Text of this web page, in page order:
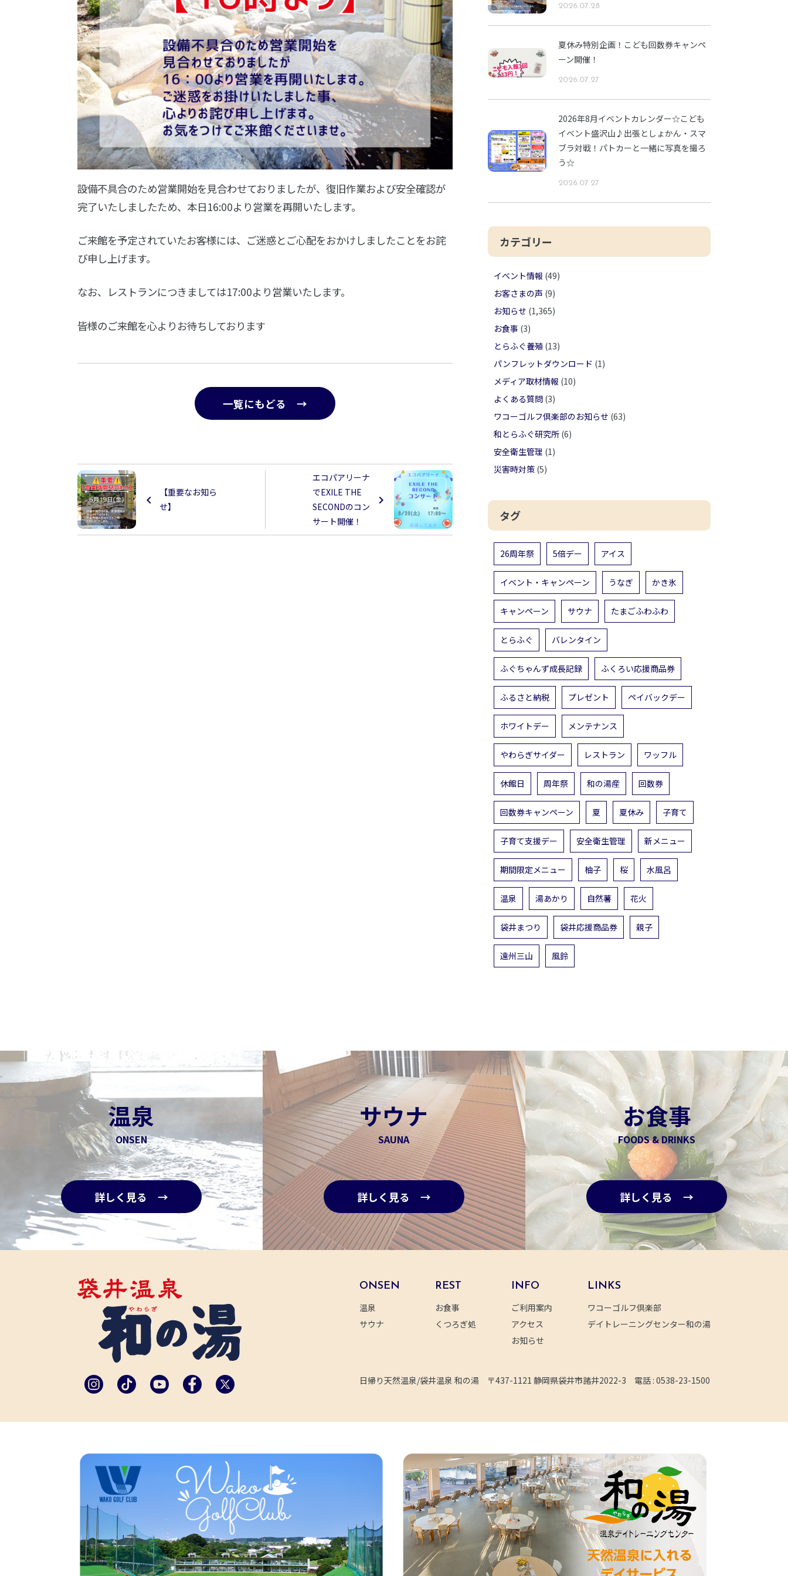
設備不具合のため営業開始を見合わせておりましたが、復旧作業および安全確認が
完了いたしましたため、本日16:00より営業を再開いたします。
ご来館を予定されていたお客様には、ご迷惑とご心配をおかけしましたことをお詫
び申し上げます。
なお、レストランにつきましては17:00より営業いたします。
皆様のご来館を心よりお待ちしております
一覧にもどる →
【重要なお知ら
せ】
エコパアリーナ
でEXILE THE
SECONDのコン
サート開催！
2026.07.28
夏休み特別企画！こども回数券キャンペ
ーン開催！
2026.07.27
2026年8月イベントカレンダー☆こども
イベント盛沢山♪出張としょかん・スマ
ブラ対戦！パトカーと一緒に写真を撮ろ
う☆
2026.07.27
カテゴリー
イベント情報 (49)
お客さまの声 (9)
お知らせ (1,365)
お食事 (3)
とらふぐ養殖 (13)
パンフレットダウンロード (1)
メディア取材情報 (10)
よくある質問 (3)
ワコーゴルフ倶楽部のお知らせ (63)
和とらふぐ研究所 (6)
安全衛生管理 (1)
災害時対策 (5)
タグ
26周年祭 5倍デー アイス
イベント・キャンペーン うなぎ かき氷
キャンペーン サウナ たまごふわふわ
とらふぐ バレンタイン
ふぐちゃんず成長記録 ふくろい応援商品券
ふるさと納税 プレゼント ペイバックデー
ホワイトデー メンテナンス
やわらぎサイダー レストラン ワッフル
休館日 周年祭 和の湯産 回数券
回数券キャンペーン 夏 夏休み 子育て
子育て支援デー 安全衛生管理 新メニュー
期間限定メニュー 柚子 桜 水風呂
温泉 湯あかり 自然薯 花火
袋井まつり 袋井応援商品券 親子
遠州三山 風鈴
温泉
ONSEN
詳しく見る →
サウナ
SAUNA
詳しく見る →
お食事
FOODS & DRINKS
詳しく見る →
ONSEN
温泉
サウナ
REST
お食事
くつろぎ処
INFO
ご利用案内
アクセス
お知らせ
LINKS
ワコーゴルフ倶楽部
デイトレーニングセンター和の湯
日帰り天然温泉/袋井温泉 和の湯 〒437-1121 静岡県袋井市諸井2022-3 電話 : 0538-23-1500